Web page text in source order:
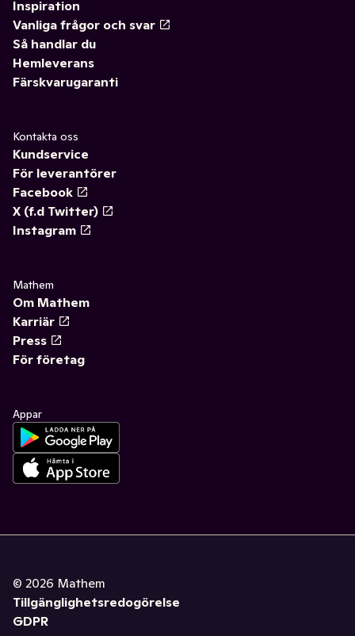
Inspiration
Vanliga frågor och svar
Så handlar du
Hemleverans
Färskvarugaranti
Kontakta oss
Kundservice
För leverantörer
Facebook
X (f.d Twitter)
Instagram
Mathem
Om Mathem
Karriär
Press
För företag
Appar
© 2026 Mathem
Tillgänglighetsredogörelse
GDPR